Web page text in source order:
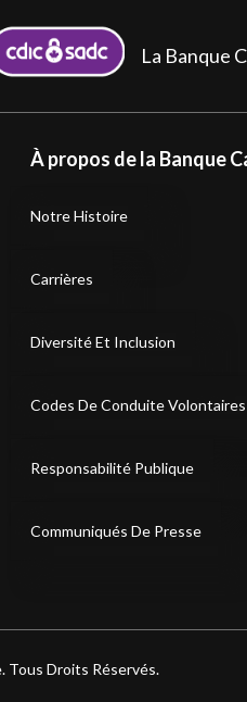
La Banque
À propos de la Banque
Notre Histoire
Carrières
Diversité Et Inclusion
Codes De Conduite Volontaires
Responsabilité Publique
Communiqués De Presse
plus sur notre engagement envers les
Tous Droits Réservés.